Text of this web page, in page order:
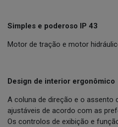
Simples e poderoso IP 43
Motor de tração e motor
Design de interior ergonômico
A coluna de direção e o
ajustáveis de acordo com as
Os controlos de exibição e